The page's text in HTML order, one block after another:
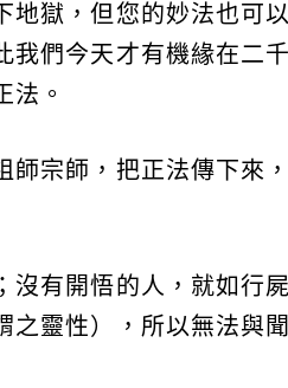
獄，但您的妙法也可
們今天才有機緣在二
法。
宗師，把正法傳下來
有開悟的人，就如行
靈性），所以無法與